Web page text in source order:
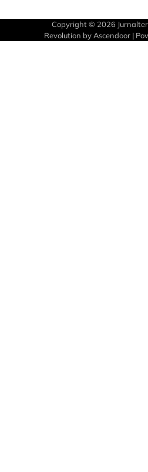
Copyright © 2026
Revolution byAscendoor |